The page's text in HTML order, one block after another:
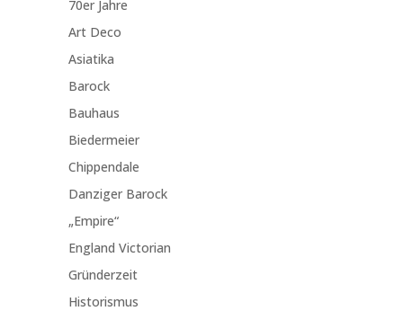
70er Jahre
Art Deco
Asiatika
Barock
Bauhaus
Biedermeier
Chippendale
Danziger Barock
„Empire“
England Victorian
Gründerzeit
Historismus